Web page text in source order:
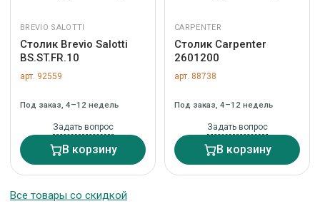
BREVIO SALOTTI
Столик Brevio Salotti
BS.ST.FR.10
арт. 92559
Под заказ, 4–12 недель
Задать вопрос
В корзину
CARPENTER
Столик Carpenter
2601200
арт. 88738
Под заказ, 4–12 недель
Задать вопрос
В корзину
Все товары со скидкой